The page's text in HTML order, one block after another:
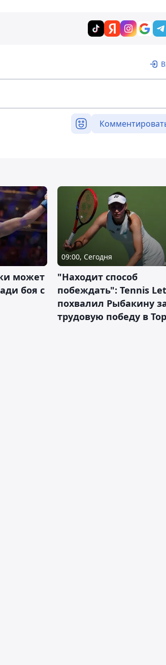
может
боя с
09:00, Сегодня
"Находит способ
побеждать": Tennis
похвалил Рыбакину
трудовую победу в